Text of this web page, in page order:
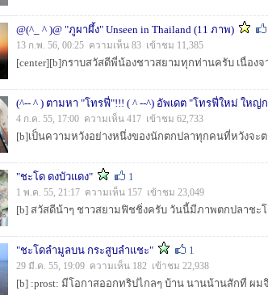
@(^_ ^ )@ "ภูผาผึ้ง" Unseen in Thailand (11 ภาพ)
13 ก.พ. 56, 00:25 ความเห็น 83 เข้าชม 11,385
4 ก.ค. 55, 17:00 ความเห็น 417 เข้าชม 62,733
"ชะโด ดงบัวแดง" 1
1 พ.ค. 55, 21:17 ความเห็น 157 เข้าชม 23,049
"ชะโดลำมูลบน กระสูบลำแชะ" 1
29 มี.ค. 55, 19:09 ความเห็น 182 เข้าชม 22,938